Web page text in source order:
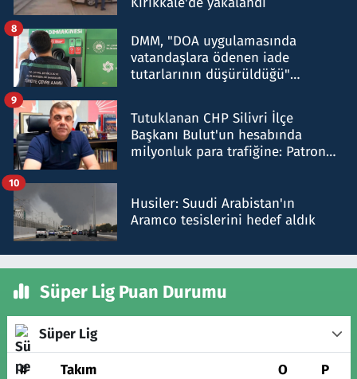
DMM, "DOA uygulamasında
vatandaşlara ödenen iade
tutarlarının düşürüldüğü"
8
Tutuklanan CHP Silivri İlçe
Başkanı Bulut'un hesabında
milyonluk para trafiğine: Patron
9
Husiler: Suudi Arabistan'ın
Aramco tesislerini hedef aldık
10
Süper Lig Puan Durumu
Süper Lig
# Takım O P